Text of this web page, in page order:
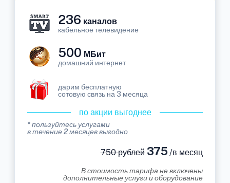
236 каналов
кабельное телевидение
500 МБит
домашний интернет
дарим бесплатную
сотовую связь на 3 месяца
по акции выгоднее
* пользуйтесь услугами
в течение 2 месяцев выгодно
750 рублей375 /в месяц
В стоимость тарифа не включены
дополнительные услуги и оборудование